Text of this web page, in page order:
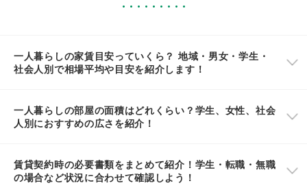
一人暮らしの家賃目安っていくら？ 地域・男女・学生・
社会人別で相場平均や目安を紹介します！
一人暮らしの部屋の面積はどれくらい？学生、女性、社会
人別におすすめの広さを紹介！
賃貸契約時の必要書類をまとめて紹介！学生・転職・無職
の場合など状況に合わせて確認しよう！